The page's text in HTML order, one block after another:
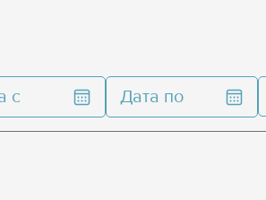
с Дата по